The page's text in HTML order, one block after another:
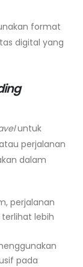
format
digital yang
untuk
perjalanan
dalam
perjalanan
lebih
pada